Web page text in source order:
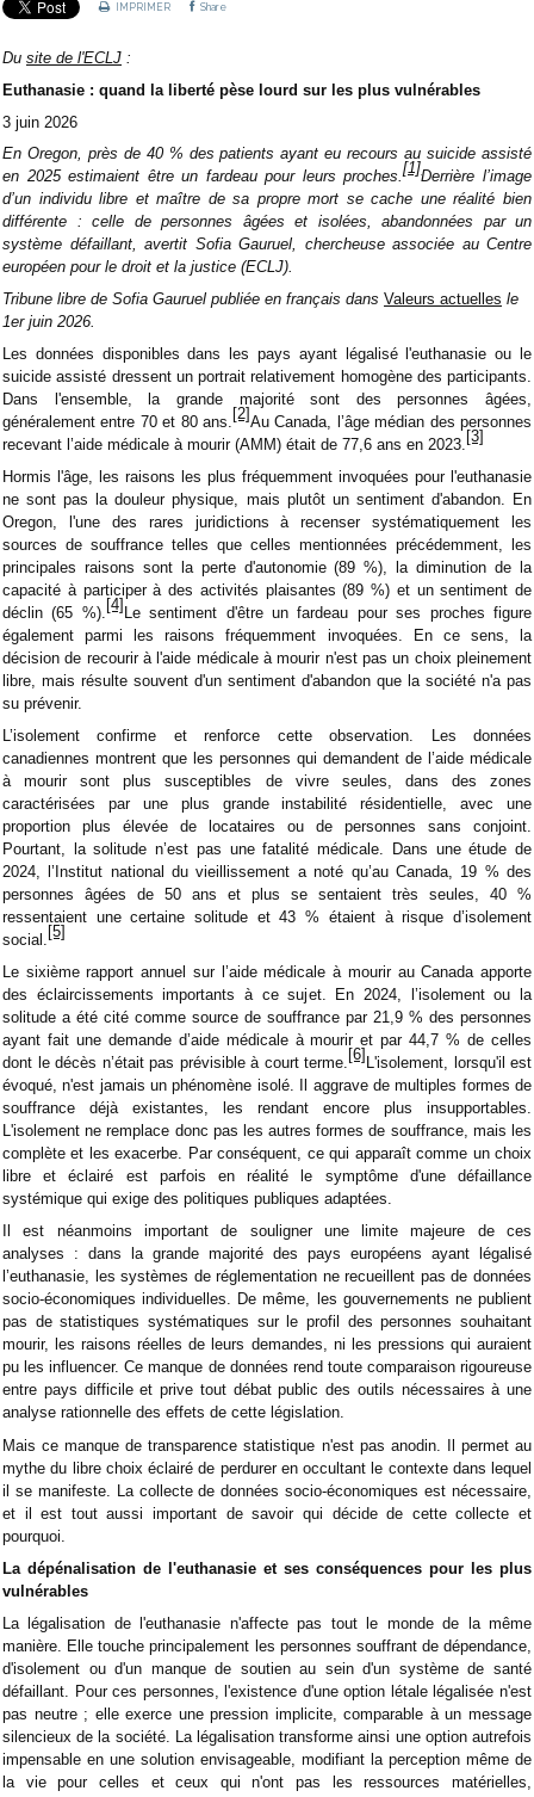
IMPRIMER Share
Du site de l'ECLJ :
Euthanasie : quand la liberté pèse lourd sur les plus vulnérables
3 juin 2026
En Oregon, près de 40 % des patients ayant eu recours au suicide assisté
en 2025 estimaient être un fardeau pour leurs proches.[1]Derrière l’image
d’un individu libre et maître de sa propre mort se cache une réalité bien
différente : celle de personnes âgées et isolées, abandonnées par un
système défaillant, avertit Sofia Gauruel, chercheuse associée au Centre
européen pour le droit et la justice (ECLJ).
Tribune libre de Sofia Gauruel publiée en français dans Valeurs actuelles le
1er juin 2026.
Les données disponibles dans les pays ayant légalisé l'euthanasie ou le
suicide assisté dressent un portrait relativement homogène des participants.
Dans l'ensemble, la grande majorité sont des personnes âgées,
généralement entre 70 et 80 ans. [2]Au Canada, l’âge médian des personnes
recevant l’aide médicale à mourir (AMM) était de 77,6 ans en 2023. [3]
Hormis l'âge, les raisons les plus fréquemment invoquées pour l'euthanasie
ne sont pas la douleur physique, mais plutôt un sentiment d'abandon. En
Oregon, l'une des rares juridictions à recenser systématiquement les
sources de souffrance telles que celles mentionnées précédemment, les
principales raisons sont la perte d'autonomie (89 %), la diminution de la
capacité à participer à des activités plaisantes (89 %) et un sentiment de
déclin (65 %). [4] Le sentiment d'être un fardeau pour ses proches figure
également parmi les raisons fréquemment invoquées. En ce sens, la
décision de recourir à l'aide médicale à mourir n'est pas un choix pleinement
libre, mais résulte souvent d'un sentiment d'abandon que la société n'a pas
su prévenir.
L’isolement confirme et renforce cette observation. Les données
canadiennes montrent que les personnes qui demandent de l’aide médicale
à mourir sont plus susceptibles de vivre seules, dans des zones
caractérisées par une plus grande instabilité résidentielle, avec une
proportion plus élevée de locataires ou de personnes sans conjoint.
Pourtant, la solitude n’est pas une fatalité médicale. Dans une étude de
2024, l’Institut national du vieillissement a noté qu’au Canada, 19 % des
personnes âgées de 50 ans et plus se sentaient très seules, 40 %
ressentaient une certaine solitude et 43 % étaient à risque d’isolement
social. [5]
Le sixième rapport annuel sur l’aide médicale à mourir au Canada apporte
des éclaircissements importants à ce sujet. En 2024, l’isolement ou la
solitude a été cité comme source de souffrance par 21,9 % des personnes
ayant fait une demande d’aide médicale à mourir et par 44,7 % de celles
dont le décès n’était pas prévisible à court terme. [6] L'isolement, lorsqu'il est
évoqué, n'est jamais un phénomène isolé. Il aggrave de multiples formes de
souffrance déjà existantes, les rendant encore plus insupportables.
L'isolement ne remplace donc pas les autres formes de souffrance, mais les
complète et les exacerbe. Par conséquent, ce qui apparaît comme un choix
libre et éclairé est parfois en réalité le symptôme d'une défaillance
systémique qui exige des politiques publiques adaptées.
Il est néanmoins important de souligner une limite majeure de ces
analyses : dans la grande majorité des pays européens ayant légalisé
l’euthanasie, les systèmes de réglementation ne recueillent pas de données
socio-économiques individuelles. De même, les gouvernements ne publient
pas de statistiques systématiques sur le profil des personnes souhaitant
mourir, les raisons réelles de leurs demandes, ni les pressions qui auraient
pu les influencer. Ce manque de données rend toute comparaison rigoureuse
entre pays difficile et prive tout débat public des outils nécessaires à une
analyse rationnelle des effets de cette législation.
Mais ce manque de transparence statistique n'est pas anodin. Il permet au
mythe du libre choix éclairé de perdurer en occultant le contexte dans lequel
il se manifeste. La collecte de données socio-économiques est nécessaire,
et il est tout aussi important de savoir qui décide de cette collecte et
pourquoi.
La dépénalisation de l'euthanasie et ses conséquences pour les plus
vulnérables
La légalisation de l'euthanasie n'affecte pas tout le monde de la même
manière. Elle touche principalement les personnes souffrant de dépendance,
d'isolement ou d'un manque de soutien au sein d'un système de santé
défaillant. Pour ces personnes, l'existence d'une option létale légalisée n'est
pas neutre ; elle exerce une pression implicite, comparable à un message
silencieux de la société. La légalisation transforme ainsi une option autrefois
impensable en une solution envisageable, modifiant la perception même de
la vie pour celles et ceux qui n'ont pas les ressources matérielles,